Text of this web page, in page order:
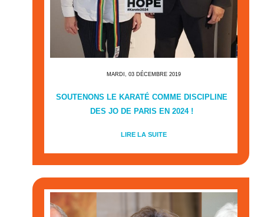
MARDI, 03 DÉCEMBRE 2019
SOUTENONS LE KARATÉ COMME DISCIPLINE
DES JO DE PARIS EN 2024 !
LIRE LA SUITE